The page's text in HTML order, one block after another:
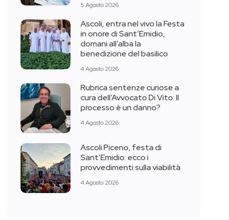
5 Agosto 2026
Ascoli, entra nel vivo la Festa
in onore di Sant’Emidio,
domani all’alba la
benedizione del basilico
4 Agosto 2026
Rubrica sentenze curiose a
cura dell’Avvocato Di Vito: Il
processo è un danno?
4 Agosto 2026
Ascoli Piceno, festa di
Sant’Emidio: ecco i
provvedimenti sulla viabilità
4 Agosto 2026